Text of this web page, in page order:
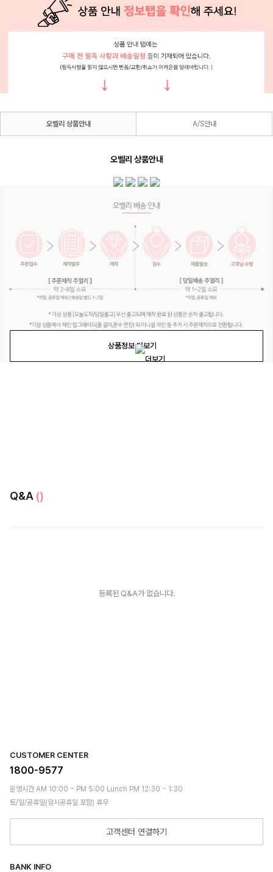
상품정보 더보기
오벨리 상품안내 A/S안내
오벨리 상품안내
Q&A ()
등록된 Q&A가 없습니다.
CUSTOMER CENTER
1800-9577
운영시간 AM 10:00 ~ PM 5:00 Lunch PM 12:30 ~ 1:30
토/일/공휴일(임시공휴일 포함) 휴무
고객센터 연결하기
BANK INFO